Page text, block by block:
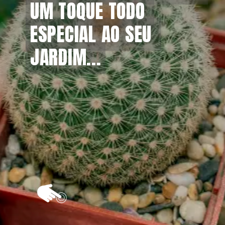
UM TOQUE TODO
ESPECIAL AO SEU
JARDIM...
UM TOQUE TODO
ESPECIAL AO SEU
JARDIM...